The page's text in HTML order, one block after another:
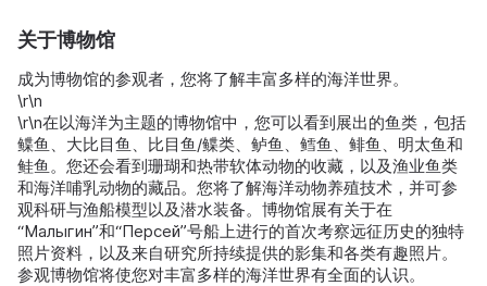
关于博物馆
成为博物馆的参观者，您将了解丰富多样的海洋世界。
\r\n
\r\n在以海洋为主题的博物馆中，您可以看到展出的鱼类，包括
鲽鱼、大比目鱼、比目鱼/鲽类、鲈鱼、鳕鱼、鲱鱼、明太鱼和
鲑鱼。您还会看到珊瑚和热带软体动物的收藏，以及渔业鱼类
和海洋哺乳动物的藏品。您将了解海洋动物养殖技术，并可参
观科研与渔船模型以及潜水装备。博物馆展有关于在
“Малыгин”和“Персей”号船上进行的首次考察远征历史的独特
照片资料，以及来自研究所持续提供的影集和各类有趣照片。
参观博物馆将使您对丰富多样的海洋世界有全面的认识。